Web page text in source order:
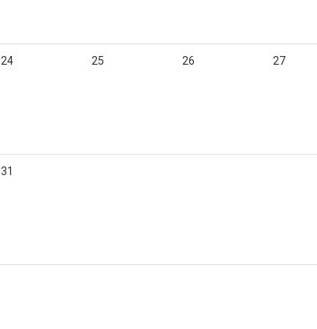
24 25 26 27
31